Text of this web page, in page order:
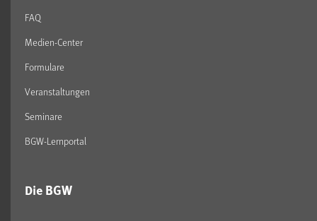
FAQ
Medien-Center
Formulare
Veranstaltungen
Seminare
BGW-Lernportal
Die BGW